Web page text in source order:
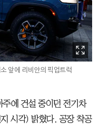
앞에 리비안의 픽업트럭
에 건설 중이던 전기차
시각) 밝혔다. 공장 착공